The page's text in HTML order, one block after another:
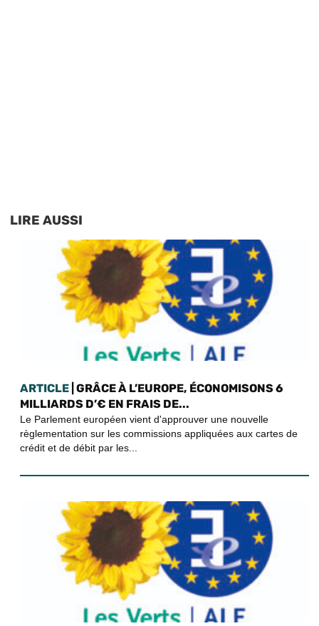
LIRE AUSSI
ARTICLE | GRÂCE À L’EUROPE, ÉCONOMISONS 6
MILLIARDS D’€ EN FRAIS DE...
Le Parlement européen vient d'approuver une nouvelle
règlementation sur les commissions appliquées aux cartes de
crédit et de débit par les...